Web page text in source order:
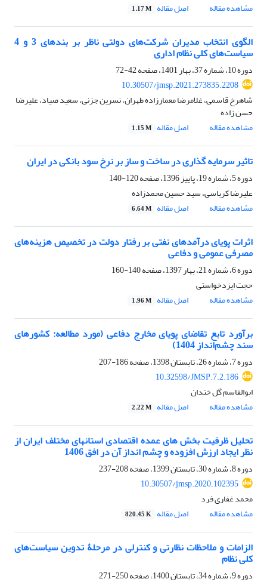
مشاهده مقاله
اصل مقاله 1.17 M
الگوی انتخاب مدیران شرکت‌های دولتی ناظر بر بندهای 3 و 4
سیاست‌های کلی نظام اداری
دوره 10، شماره 37، بهار 1401، صفحه
42-72
10.30507/jmsp.2021.273835.2208
شاهرخ قاسمی، غلامرضا معمارزاده طهران، نسرین جزنی، سعید صیاد، علیرضا
حسن زاده
مشاهده مقاله
اصل مقاله 1.15 M
تاثیر سرمایه گذاری در ساخت و ساز بر نرخ سود بانکی در ایران
دوره 5، شماره 19، پاییز 1396، صفحه
120-140
علیرضا کرباسی، سید حسین محمدزاده
مشاهده مقاله
اصل مقاله 6.64 M
اثرات پویای درآمدهای نفتی بر رفتار دولت در تخصیص هزینه‌های
مصرفی عمومی و دفاعی
دوره 6، شماره 21، بهار 1397، صفحه
140-160
حجت ایزدخواستی
مشاهده مقاله
اصل مقاله 1.96 M
برآورد تابع تقاضای پویای مخارج دفاعی (مورد مطالعه: کشورهای
سند چشم‌انداز 1404)
دوره 7، شماره 26، تابستان 1398، صفحه
186-207
10.32598/JMSP.7.2.186
ابوالقاسم گل خندان
مشاهده مقاله
اصل مقاله 2.22 M
تحلیل ظرفیت بخش های عمده اقتصادی استانهای مختلف ایران از
نظر ایجاد ارزش افزوده و چشم انداز آن در افق 1406
دوره 8، شماره 30، تابستان 1399، صفحه
208-237
10.30507/jmsp.2020.102395
محمد غفاری فرد
مشاهده مقاله
اصل مقاله 820.45 K
الزامات و ملاحظات نظارتی و کنترلی در مرحلۀ تدوین سیاست‌های
کلی نظام
دوره 9، شماره 34، تابستان 1400، صفحه 250-271